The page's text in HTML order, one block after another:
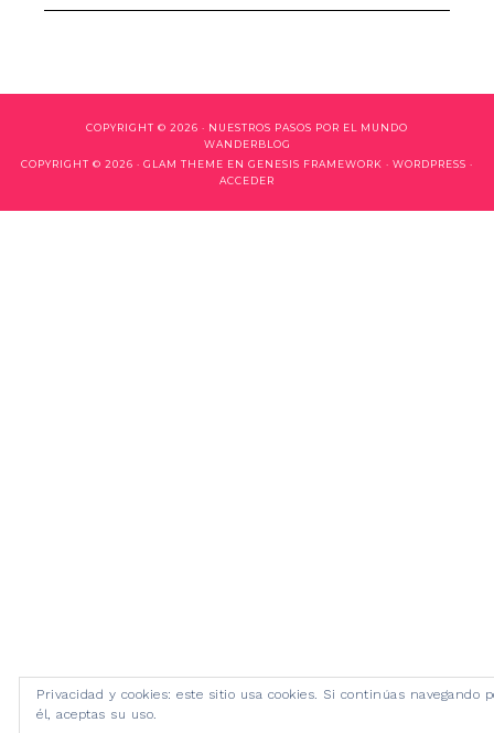
COPYRIGHT © 2026 · NUESTROS PASOS POR EL MUNDO
WANDERBLOG
COPYRIGHT © 2026 · GLAM THEME EN GENESIS FRAMEWORK · WORDPRESS ·
ACCEDER
Privacidad y cookies: este sitio usa cookies. Si continúas navegando
él, aceptas su uso.